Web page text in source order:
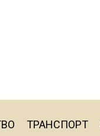
ТРАНСПОРТ